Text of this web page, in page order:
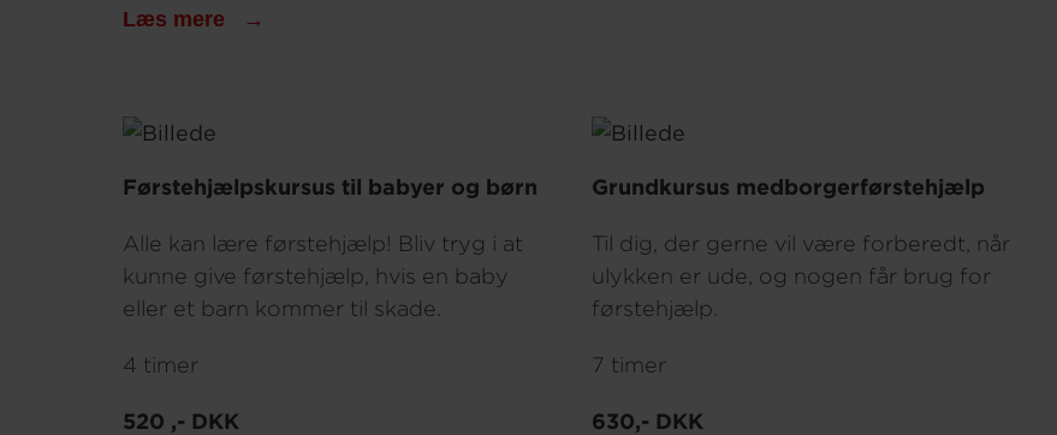
Læs mere
Førstehjælpskursus til babyer og børn
Alle kan lære førstehjælp! Bliv tryg i at
kunne give førstehjælp, hvis en baby
eller et barn kommer til skade.
4 timer
520 ,- DKK
Grundkursus medborgerførstehjælp
Til dig, der gerne vil være forberedt, når
ulykken er ude, og nogen får brug for
førstehjælp.
7 timer
630,- DKK